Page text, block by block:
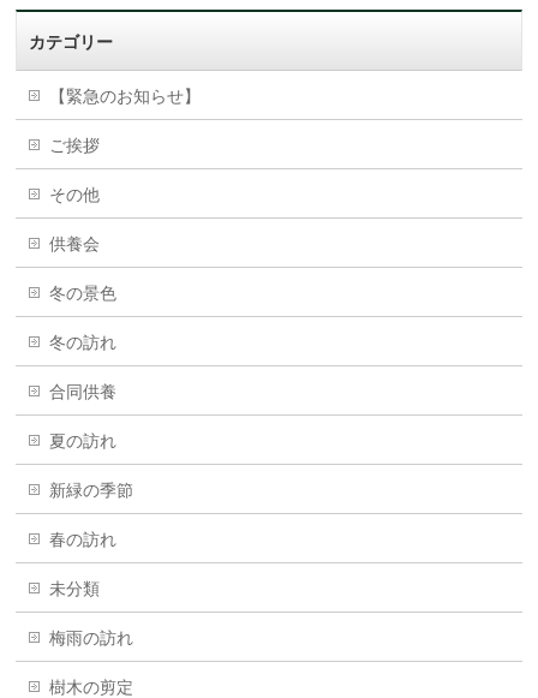
カテゴリー
【緊急のお知らせ】
ご挨拶
その他
供養会
冬の景色
冬の訪れ
合同供養
夏の訪れ
新緑の季節
春の訪れ
未分類
梅雨の訪れ
樹木の剪定